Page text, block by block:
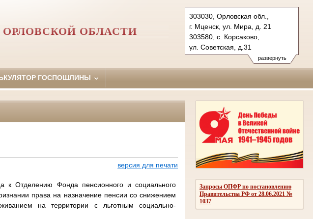
развернуть
303030, Орловская обл.,
г. Мценск, ул. Мира, д. 21
303580, с. Корсаково,
ул. Советская, д.31
Тел.: (48646) 7-43-72 (ф),
(48646) 7-43-11 (тел.)
korsakovsky.orl@sudrf.ru
ОБЛАСТИ
ГОСПОШЛИНЫ
Запросы ОПФР по постановлению
Правительства РФ от 28.06.2021 №
1037
версия для печати
к Отделению Фонда пенсионного и социального
права на назначение пенсии со снижением
на территории с льготным социально-